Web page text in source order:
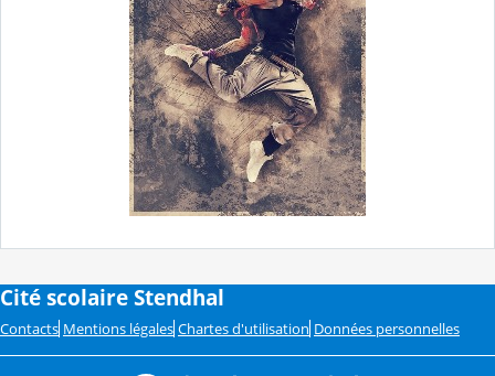
Cité scolaire Stendhal
Contacts Mentions légales Chartes d'utilisation Données personnelles